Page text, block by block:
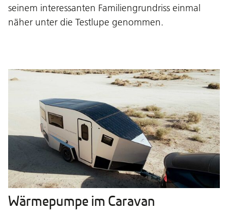
seinem interessanten Familiengrundriss einmal
näher unter die Testlupe genommen.
Wärmepumpe im Caravan